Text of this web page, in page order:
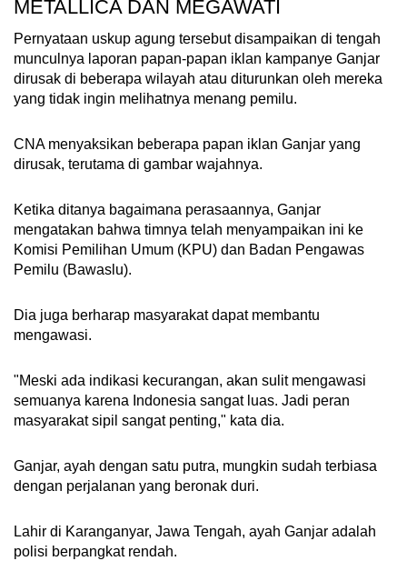
METALLICA DAN MEGAWATI
Pernyataan uskup agung tersebut disampaikan di tengah
munculnya laporan papan-papan iklan kampanye Ganjar
dirusak di beberapa wilayah atau diturunkan oleh mereka
yang tidak ingin melihatnya menang pemilu.
CNA menyaksikan beberapa papan iklan Ganjar yang
dirusak, terutama di gambar wajahnya.
Ketika ditanya bagaimana perasaannya, Ganjar
mengatakan bahwa timnya telah menyampaikan ini ke
Komisi Pemilihan Umum (KPU) dan Badan Pengawas
Pemilu (Bawaslu).
Dia juga berharap masyarakat dapat membantu
mengawasi.
"Meski ada indikasi kecurangan, akan sulit mengawasi
semuanya karena Indonesia sangat luas. Jadi peran
masyarakat sipil sangat penting," kata dia.
Ganjar, ayah dengan satu putra, mungkin sudah terbiasa
dengan perjalanan yang beronak duri.
Lahir di Karanganyar, Jawa Tengah, ayah Ganjar adalah
polisi berpangkat rendah.